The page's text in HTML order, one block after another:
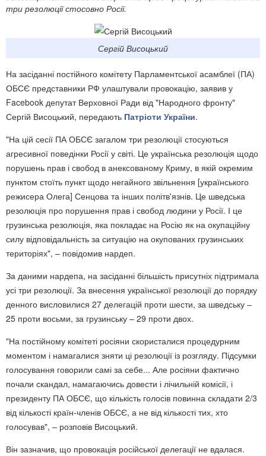
три резолюції стосовно Росії.
Сергій Висоцький
На засіданні постійного комітету Парламентської асамблеї (ПА)
ОБСЄ представники РФ улаштували провокацію, заявив у
Facebook депутат Верховної Ради від "Народного фронту"
Сергій Висоцький, передають Патріоти України.
"На цій сесії ПА ОБСЄ загалом три резолюції стосуються
агресивної поведінки Росії у світі. Це українська резолюція щодо
порушень прав і свобод в анексованому Криму, в якій окремим
пунктом стоїть пункт щодо негайного звільнення [українського
режисера Олега] Сенцова та інших політв'язнів. Це шведська
резолюція про порушення прав і свобод людини у Росії. І це
грузинська резолюція, яка покладає на Росію як на окупаційну
силу відповідальність за ситуацію на окупованих грузинських
територіях", – повідомив нардеп.
За даними нардепа, на засіданні більшість присутніх підтримала
усі три резолюції. За внесення української резолюції до порядку
денного висловилися 27 делегацій проти шести, за шведську –
25 проти восьми, за грузинську – 29 проти двох.
"На постійному комітеті росіяни скористалися процедурним
моментом і намагалися зняти ці резолюції із розгляду. Підсумки
голосування говорили самі за себе... Але росіяни фактично
почали скандал, намагаючись довести і лічильній комісії, і
президенту ПА ОБСЄ, що кількість голосів повинна складати 2/3
від кількості країн-членів ОБСЄ, а не від кількості тих, хто
голосував", – розповів Висоцький.
Він зазначив, що провокація російської делегації не вдалася.